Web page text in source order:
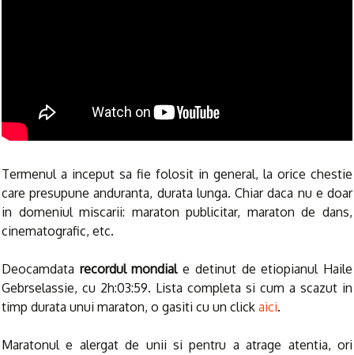
Termenul a inceput sa fie folosit in general, la orice chestie
care presupune anduranta, durata lunga. Chiar daca nu e doar
in domeniul miscarii: maraton publicitar, maraton de dans,
cinematografic, etc.
Deocamdata recordul mondiale detinut de etiopianul Haile
Gebrselassie, cu 2h:03:59. Lista completa si cum a scazut in
timp durata unui maraton, o gasiti cu un click aici.
Maratonul e alergat de unii si pentru a atrage atentia, ori